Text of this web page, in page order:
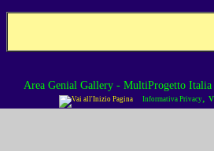
Area Genial Gallery - MultiProgetto Italia
Informativa Privacy,